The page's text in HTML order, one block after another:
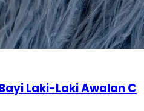
Laki-Laki Awalan C